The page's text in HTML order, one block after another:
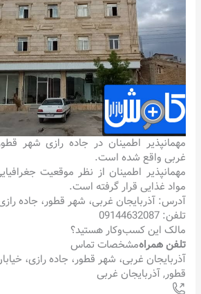
مهمانپذیر اطمینان در جاده رازی شهر
غربی واقع شده است.
مهمانپذیر اطمینان از نظر موقعیت
مواد غذایی قرار گرفته است.
آدرس: آذربایجان غربی، شهر قطور، جاده
تلفن: 09144632087
مالک این کسب‌وکار هستید؟
تلفن همراهمشخصات تماس
آذربایجان غربی، شهر قطور، جاده رازی،
قطور,آذربایجان غربی